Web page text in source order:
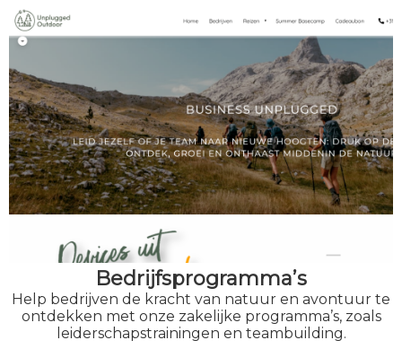
Bedrijfsprogramma’s
Help bedrijven de kracht van natuur en avontuur te
ontdekken met onze zakelijke programma’s, zoals
leiderschapstrainingen en teambuilding.